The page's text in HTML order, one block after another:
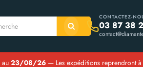
CONTACTEZ-
03 87 38
au 23/08/26 — Les expéditions reprendront